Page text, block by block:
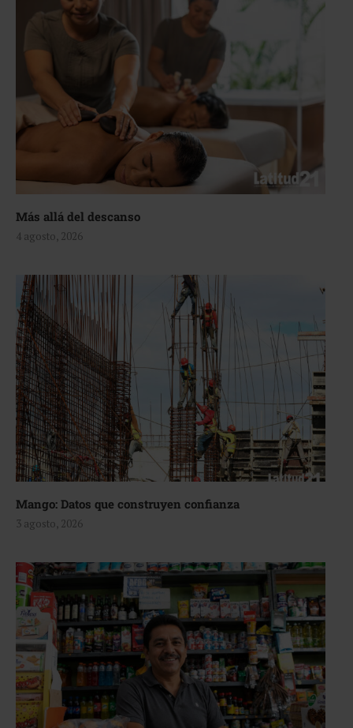
Más allá del descanso
4 agosto, 2026
Mango: Datos que construyen confianza
3 agosto, 2026